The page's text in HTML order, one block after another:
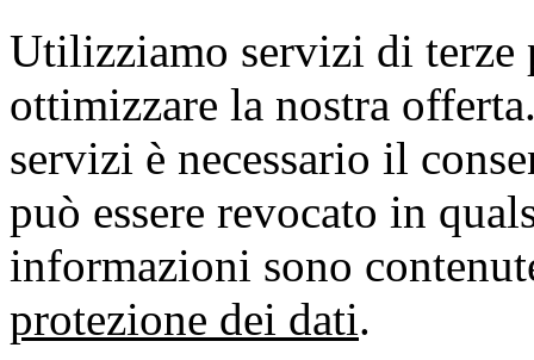
Utilizziamo servizi di terze
ottimizzare la nostra
servizi è necessario il
può essere revocato in
informazioni sono
protezione dei dati.